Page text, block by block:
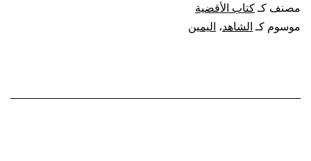
مصنف كـكتاب الأقضية
موسوم كـ الشاهد، اليمين